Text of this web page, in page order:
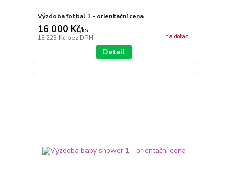
Výzdoba fotbal 1 - orientační cena
16 000 Kč/ks
13 223 Kč bez DPH na dotaz
Detail